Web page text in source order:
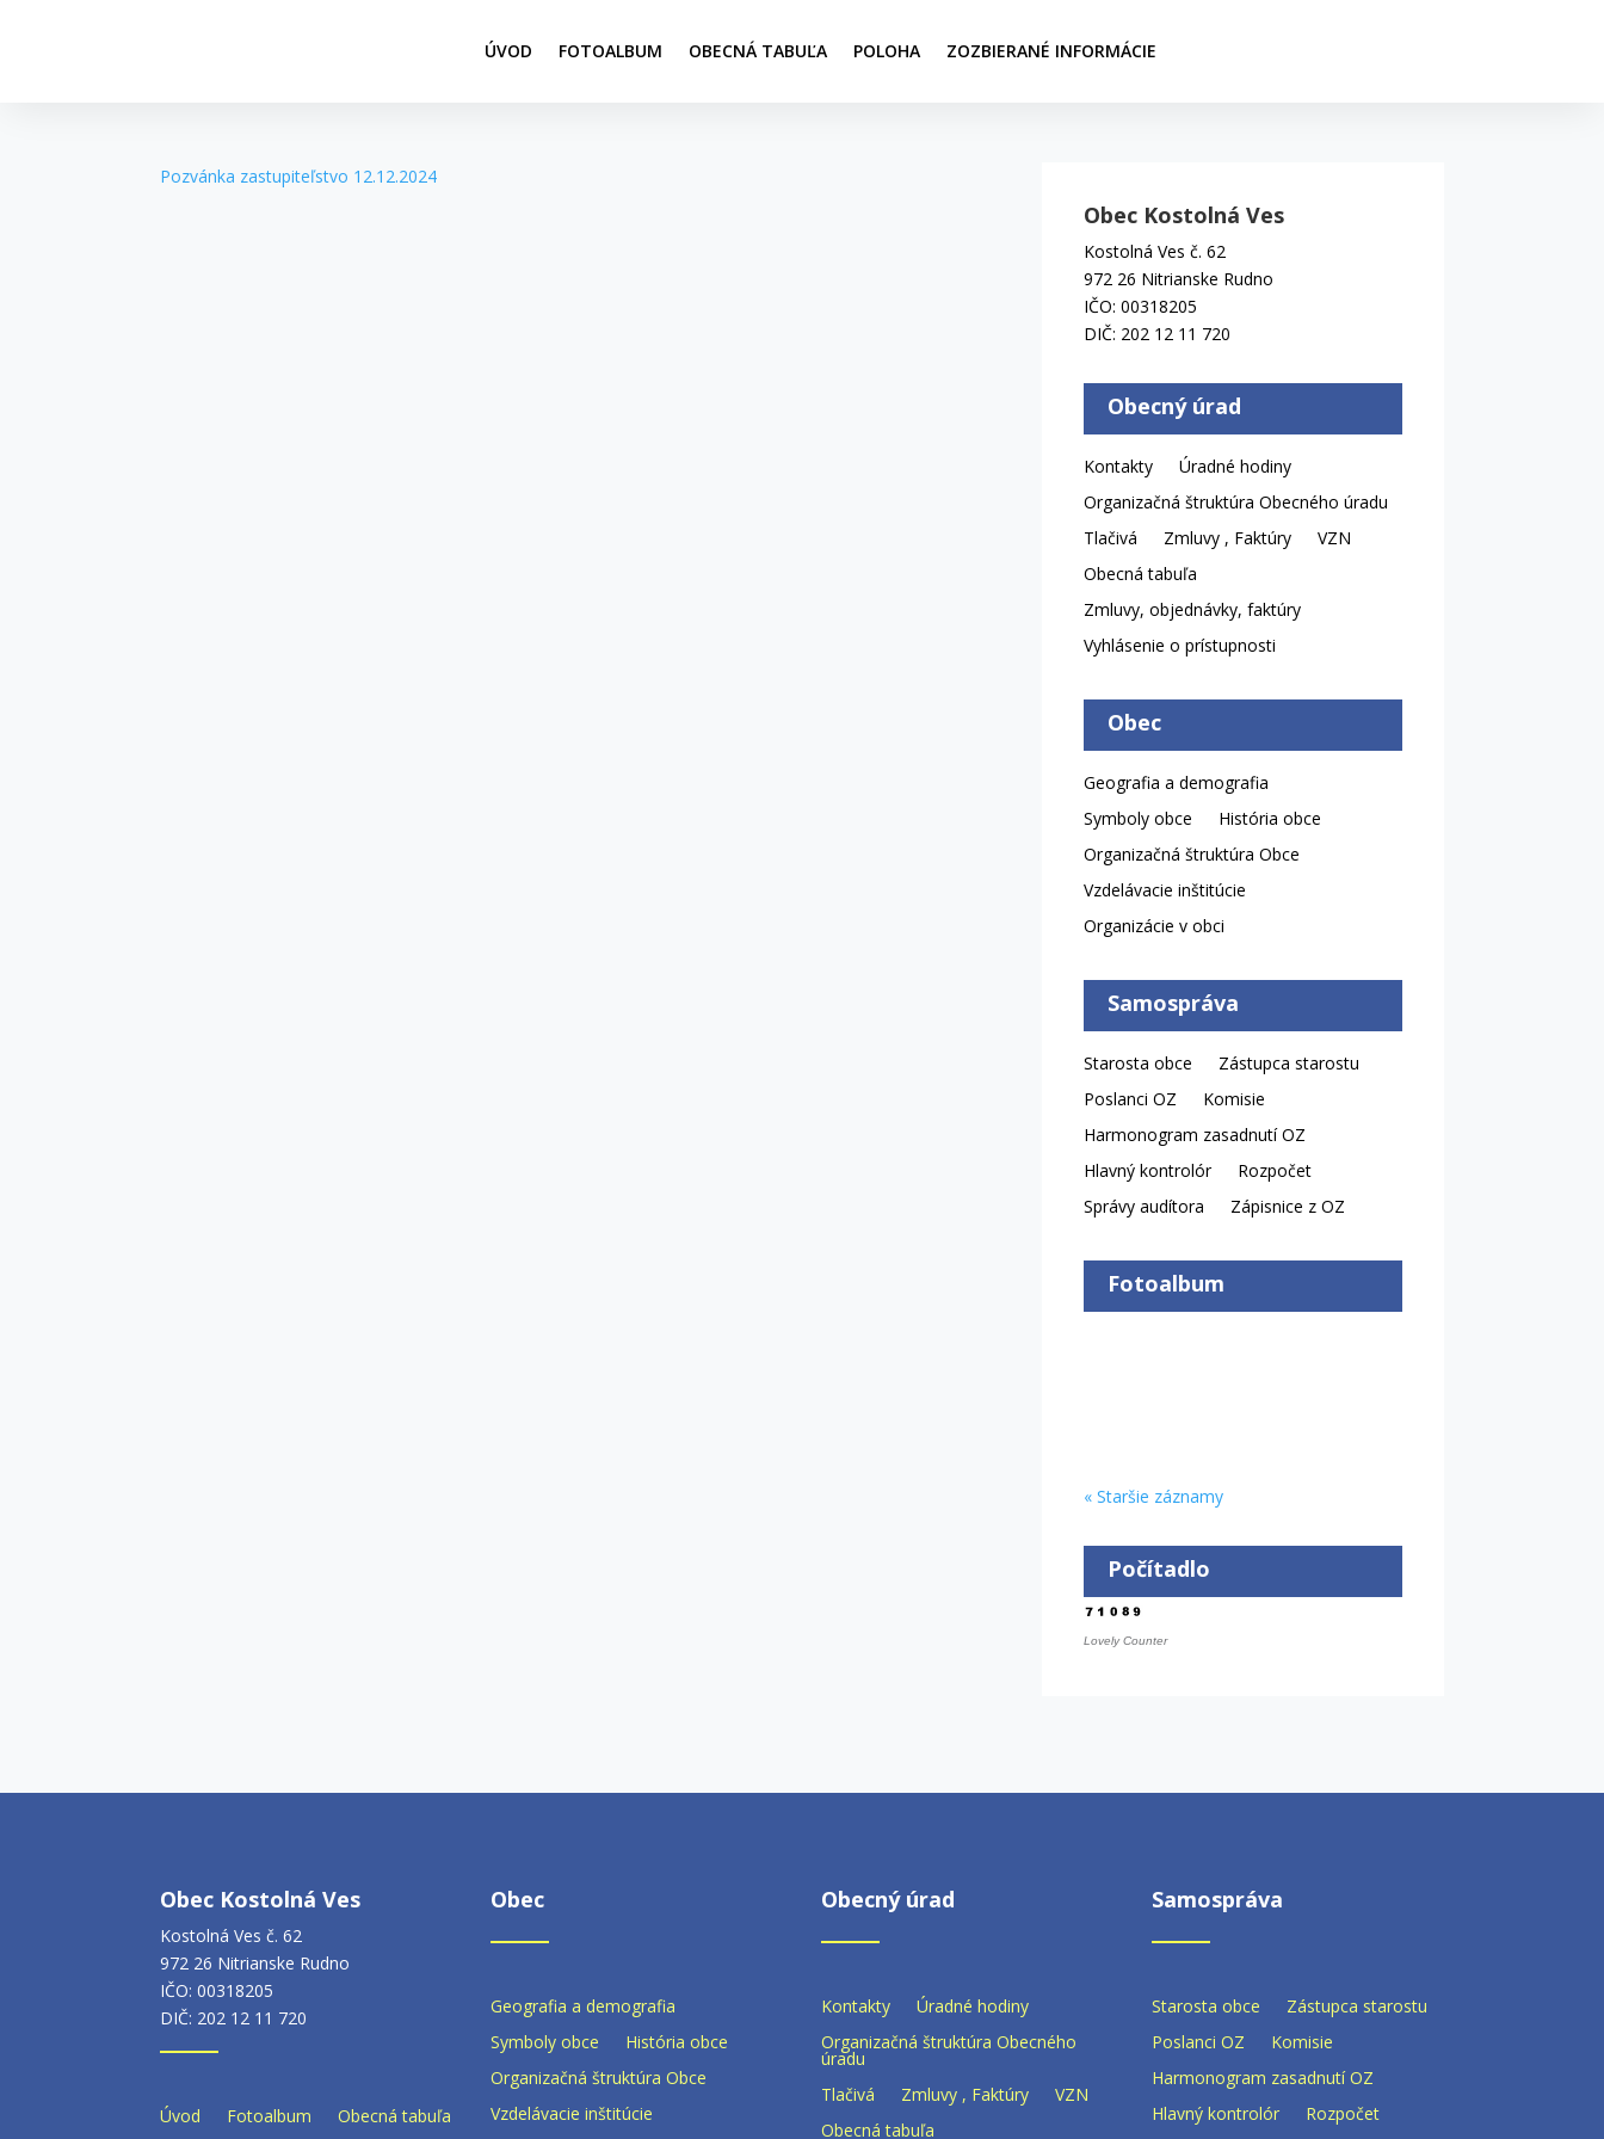
ÚVOD FOTOALBUM OBECNÁ TABUĽA POLOHA ZOZBIERANÉ INFORMÁCIE
Pozvánka zastupiteľstvo 12.12.2024
Obec Kostolná Ves
Kostolná Ves č. 62
972 26 Nitrianske Rudno
IČO: 00318205
DIČ: 202 12 11 720
Obecný úrad
Kontakty
Úradné hodiny
Organizačná štruktúra Obecného úradu
Tlačivá
Zmluvy , Faktúry
VZN
Obecná tabuľa
Zmluvy, objednávky, faktúry
Vyhlásenie o prístupnosti
Obec
Geografia a demografia
Symboly obce
História obce
Organizačná štruktúra Obce
Vzdelávacie inštitúcie
Organizácie v obci
Samospráva
Starosta obce
Zástupca starostu
Poslanci OZ
Komisie
Harmonogram zasadnutí OZ
Hlavný kontrolór
Rozpočet
Správy audítora
Zápisnice z OZ
Fotoalbum
« Staršie záznamy
Počítadlo
Lovely Counter
Obec Kostolná Ves
Kostolná Ves č. 62
972 26 Nitrianske Rudno
IČO: 00318205
DIČ: 202 12 11 720
Úvod Fotoalbum Obecná tabuľa
Obec
Geografia a demografia
Symboly obce
História obce
Organizačná štruktúra Obce
Vzdelávacie inštitúcie
Obecný úrad
Kontakty
Úradné hodiny
Organizačná štruktúra Obecného
úradu
Tlačivá
Zmluvy , Faktúry
VZN
Obecná tabuľa
Samospráva
Starosta obce
Zástupca starostu
Poslanci OZ
Komisie
Harmonogram zasadnutí OZ
Hlavný kontrolór
Rozpočet